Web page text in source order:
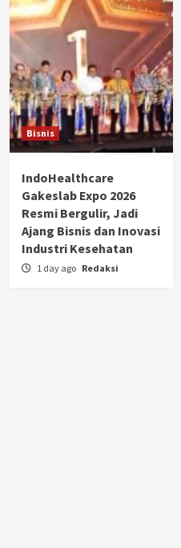
Bisnis
IndoHealthcare
Gakeslab Expo 2026
Resmi Bergulir, Jadi
Ajang Bisnis dan Inovasi
Industri Kesehatan
1 day ago Redaksi